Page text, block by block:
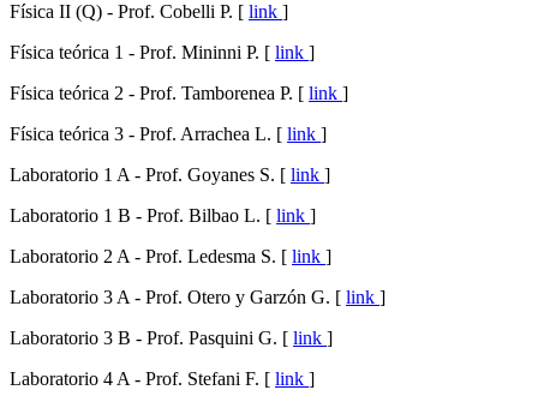
Física II (Q) - Prof. Cobelli P. [ link ]
Física teórica 1 - Prof. Mininni P. [ link ]
Física teórica 2 - Prof. Tamborenea P. [ link ]
Física teórica 3 - Prof. Arrachea L. [ link ]
Laboratorio 1 A - Prof. Goyanes S. [ link ]
Laboratorio 1 B - Prof. Bilbao L. [ link ]
Laboratorio 2 A - Prof. Ledesma S. [ link ]
Laboratorio 3 A - Prof. Otero y Garzón G. [ link ]
Laboratorio 3 B - Prof. Pasquini G. [ link ]
Laboratorio 4 A - Prof. Stefani F. [ link ]